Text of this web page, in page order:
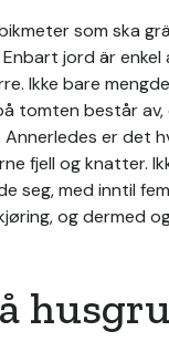
som ska
jord är
Ikke bare
tomten består
er det
fjell og knatter.
seg, med inntil
og dermed